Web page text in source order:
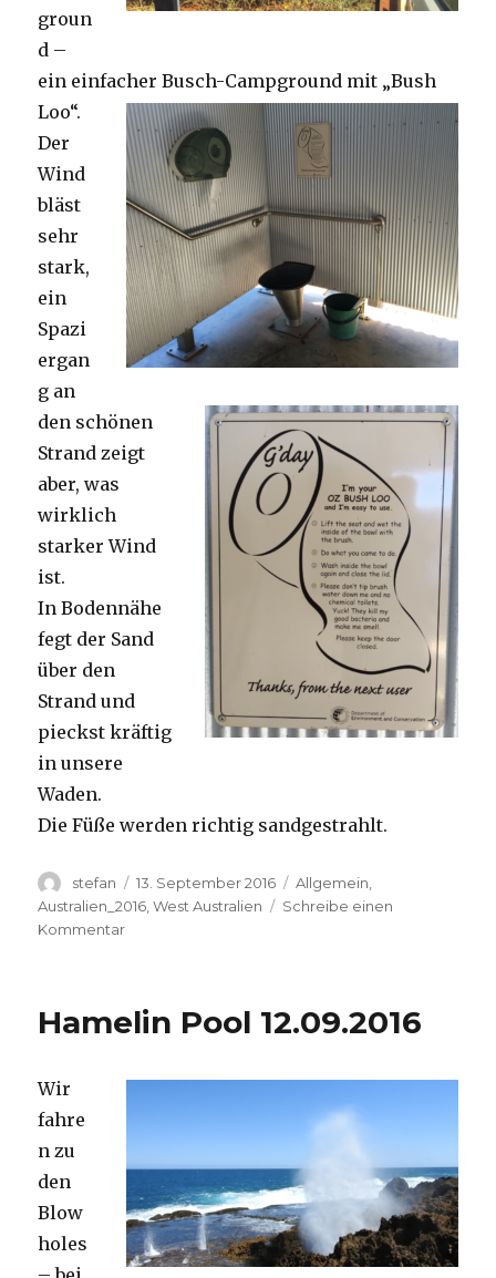
groun
d –
ein einfacher Busch-Campground mit „Bush
Loo“.
Der
Wind
bläst
sehr
stark,
ein
Spazi
ergan
g an
den schönen
Strand zeigt
aber, was
wirklich
starker Wind
ist.
In Bodennähe
fegt der Sand
über den
Strand und
pieckst kräftig
in unsere
Waden.
Die Füße werden richtig sandgestrahlt.
Autor
stefan
Veröffentlicht
am
13. September 2016 Kategorien
Allgemein
Australien_2016 ,West Australien
Schreibe einen
Kommentarzu
Hamelin Pool 12.09.2016
Wir
fahre
n zu
den
Blow
holes